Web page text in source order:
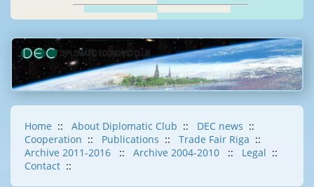
Home :: About Diplomatic Club :: DEC news ::
Cooperation :: Publications :: Trade Fair Riga ::
Archive 2011-2016
:: Archive 2004-2010 :: Legal ::
Contact ::